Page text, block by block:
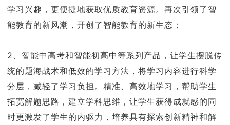
学习兴趣，更便捷地获取优质教育资源。再次引领了智
能教育的新风潮，开创了智能教育的新生态；
2、智能中高考和智能初高中等系列产品，让学生摆脱传
统的题海战术和低效的学习方法，将学习内容进行科学
分层，减轻了学习负担。精准、高效地学习，帮助学生
拓宽解题思路，建立学科思维，让学生获得成就感的同
时更激发了学生的内驱力，培养具有探索创新精神和解